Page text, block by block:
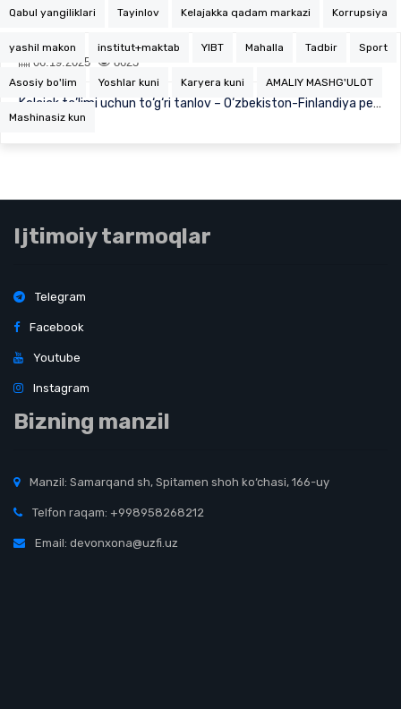
06.19.2025 8623
Kelajak ta’limi uchun to‘g‘ri tanlov – O‘zbekiston-Finlandiya pedagogika instituti!
Qabul yangiliklari Tayinlov Kelajakka qadam markazi Korrupsiya
yashil makon institut+maktab YIBT Mahalla Tadbir Sport
Asosiy bo'lim Yoshlar kuni Karyera kuni AMALIY MASHG'ULOT
Mashinasiz kun
Ijtimoiy tarmoqlar
Telegram
Facebook
Youtube
Instagram
Bizning manzil
Manzil: Samarqand sh, Spitamen shoh ko‘chasi, 166-uy
Telfon raqam: +998958268212
Email: devonxona@uzfi.uz